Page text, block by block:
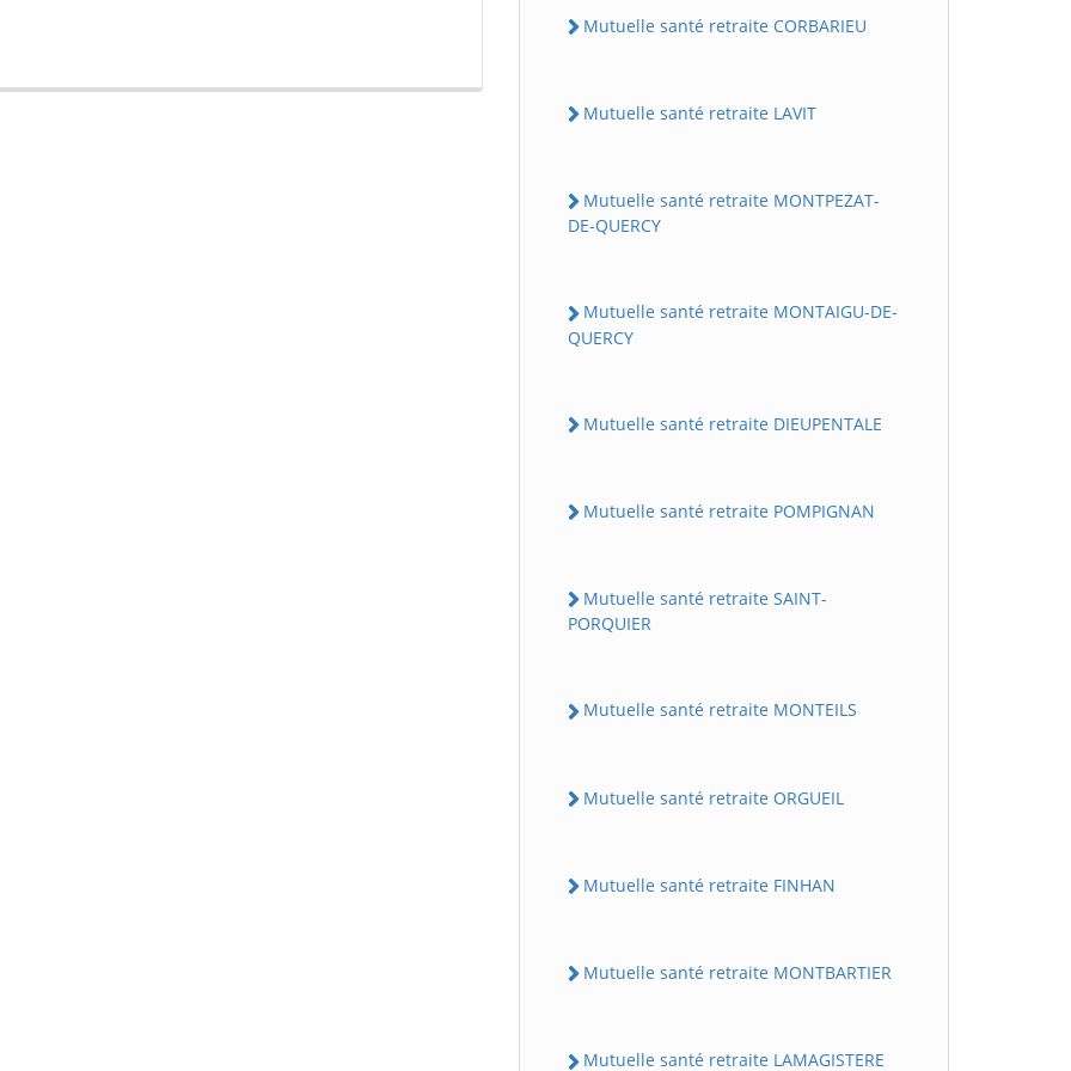
Mutuelle santé retraite CORBARIEU
Mutuelle santé retraite LAVIT
Mutuelle santé retraite MONTPEZAT-
DE-QUERCY
Mutuelle santé retraite MONTAIGU-DE-
QUERCY
Mutuelle santé retraite DIEUPENTALE
Mutuelle santé retraite POMPIGNAN
Mutuelle santé retraite SAINT-
PORQUIER
Mutuelle santé retraite MONTEILS
Mutuelle santé retraite ORGUEIL
Mutuelle santé retraite FINHAN
Mutuelle santé retraite MONTBARTIER
Mutuelle santé retraite LAMAGISTERE